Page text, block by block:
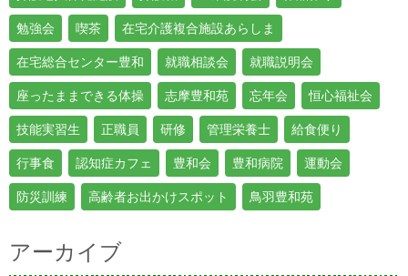
勉強会 喫茶 在宅介護複合施設あらしま
在宅総合センター豊和 就職相談会 就職説明会
座ったままできる体操 志摩豊和苑 忘年会 恒心福祉会
技能実習生 正職員 研修 管理栄養士 給食便り
行事食 認知症カフェ 豊和会 豊和病院 運動会
防災訓練 高齢者お出かけスポット 鳥羽豊和苑
アーカイブ